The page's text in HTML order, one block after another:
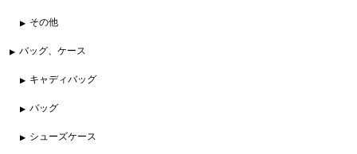
その他
バッグ、ケース
キャディバッグ
バッグ
シューズケース